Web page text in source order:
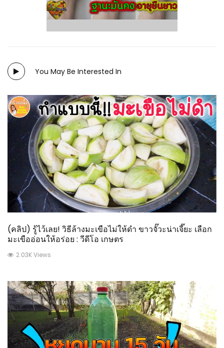
You May Be Interested In
(คลิป) รู้ไว้เลย! วิธีล้างมะเขือไม่ให้ดำ ขาวจั๊วะน่าเจี๊ยะ เลือก
มะเขืออ่อนให้อร่อย : วีดีโอ เกษตร
2.03K Views